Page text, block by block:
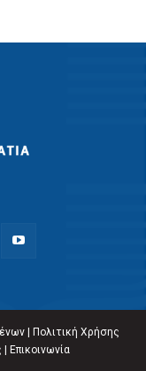
|
Πολιτική Χρήσης
Επικοινωνία